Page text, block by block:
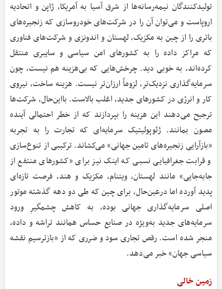
تولیدکنندگان نیمه‌رسانه‌ها از شرق آسیا به آمریکا، ژاپن و اتحادیه
اروپاست و می‌توان آن را در شرکت‌های خودروسازی که زنجیره‌های
باتری را از چین به مکزیک، لهستان و اندونزی و شرکت‌های فناوری
که مراکز داده را به کشورهای امن سیاسی و سایبری منتقل
کرده‌اند، به خوبی دید. چرخش‌هایی که بی‌هزینه هم نیست، چون
سرمایه‌گذاری نزدیک‌تر، لزوماً ارزان‌تر نیست. هزینه ساخت، نیروی
کار و انرژی در کشورهای جدید، اغلب بالاست. بااین‌حال، شرکت‌ها
ترجیح می‌دهند این هزینه را بپردازند که از خطر احتمالی آینده
مصون بمانند. ژئوپولیتیک سرمایه‌ای که تجارت را به تجربه
«بازآرایی زنجیره‌های تامین جهانی» می‌کشاند. ترکیبی از تنوع‌سازی
و قرابت جغرافیایی نسبی که اینک نیز برای «کشورهای منتفع از
جابه‌جایی» مانند لهستان، ویتنام، مکزیک و هند، فرصت تازه‌ای
پدید آورده اما درعین‌حال، برای چین که طی دو دهه گذشته موتور
اصلی سرمایه‌گذاری جهانی بوده، به کاهش چشمگیرِ ورود
سرمایه‌های جدید به‌ویژه در صنایع حساس همانند تراشه و داده،
منجر شده است. رقص تجاری سود و ضرری که از «بازترسیم نقشه
سیاسی جهان» خبر می‌دهد.
زمین خالی